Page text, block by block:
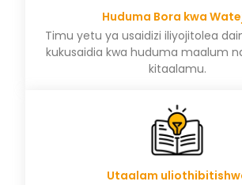
Huduma Bora kwa
Timu yetu ya usaidizi iliyojitolea
kukusaidia kwa huduma maalum
kitaalamu.
Utaalam